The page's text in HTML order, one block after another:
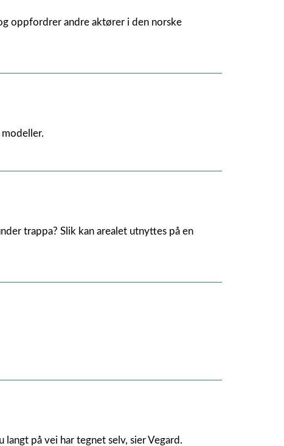
oppfordrer andre aktører i den norske
trappa? Slik kan arealet utnyttes på en
på vei har tegnet selv, sier Vegard.